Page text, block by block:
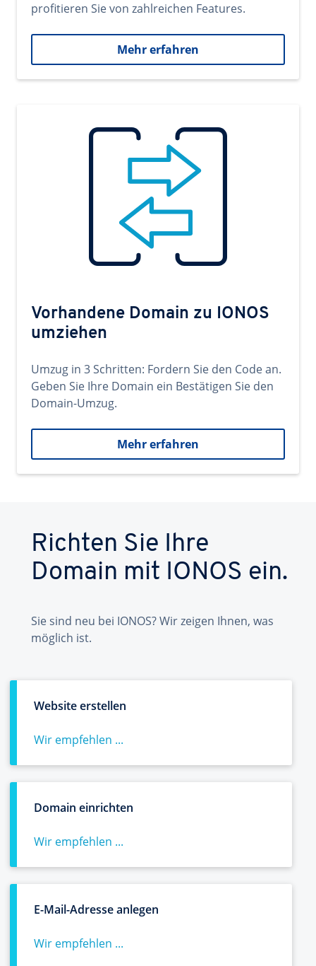
profitieren Sie von zahlreichen Features.
Mehr erfahren
Vorhandene Domain zu IONOS
umziehen
Umzug in 3 Schritten: Fordern Sie den Code an.
Geben Sie Ihre Domain ein Bestätigen Sie den
Domain-Umzug.
Mehr erfahren
Richten Sie Ihre
Domain mit IONOS ein.
Sie sind neu bei IONOS? Wir zeigen Ihnen, was
möglich ist.
Website erstellen
Wir empfehlen ...
Domain einrichten
Wir empfehlen ...
E-Mail-Adresse anlegen
Wir empfehlen ...